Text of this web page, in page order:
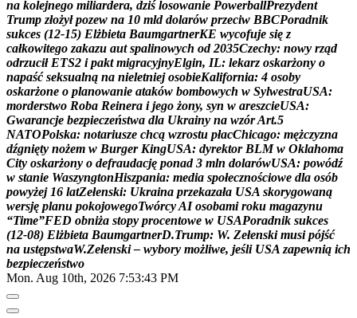
na kolejnego miliardera, dziś losowanie PowerballPrezydent
Trump złożył pozew na 10 mld dolarów przeciw BBCPoradnik
sukces (12-15) Elżbieta BaumgartnerKE wycofuje się z
całkowitego zakazu aut spalinowych od 2035Czechy: nowy rząd
odrzucił ETS2 i pakt migracyjnyElgin, IL: lekarz oskarżony o
napaść seksualną na nieletniej osobieKalifornia: 4 osoby
oskarżone o planowanie ataków bombowych w SylwestraUSA:
morderstwo Roba Reinera i jego żony, syn w areszcieUSA:
Gwarancje bezpieczeństwa dla Ukrainy na wzórArt.5
NATOPolska: notariusze chcą wzrostu płacChicago: mężczyzna
dźgnięty nożem w Burger KingUSA: dyrektor BLM w Oklahoma
City oskarżony o defraudację ponad 3 mln dolarówUSA: powódź
w stanie WaszyngtonHiszpania: media społecznościowe dla osób
powyżej 16 latZełenski: Ukraina przekazała USA skorygowaną
wersję planu pokojowegoTwórcyAI osobami roku magazynu
“Time”FED obniża stopy procentowe w USAPoradnik sukces
(12-08) Elżbieta BaumgartnerD.Trump: W. Zełenski musi pójść
na ustępstwaW.Zełenski – wybory możliwe, jeśli USA zapewnią ich
bezpieczeństwo
Mon. Aug 10th, 2026 7:53:43 PM